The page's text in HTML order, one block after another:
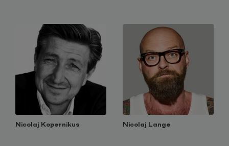
Nicolaj Kopernikus Nicolaj Lange